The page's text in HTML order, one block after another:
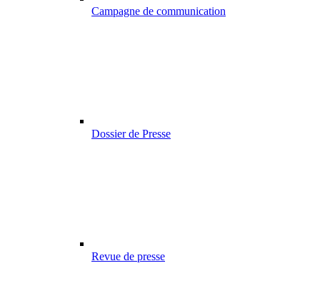
Campagne de communication
Dossier de Presse
Revue de presse